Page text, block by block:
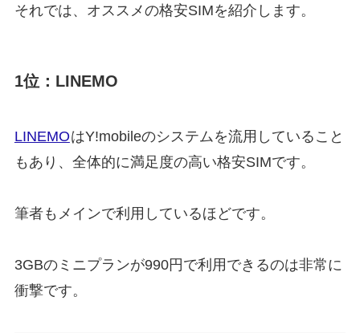
それでは、オススメの格安SIMを紹介します。
1位：LINEMO
LINEMOはY!mobileのシステムを流用していること
もあり、全体的に満足度の高い格安SIMです。
筆者もメインで利用しているほどです。
3GBのミニプランが990円で利用できるのは非常に
衝撃です。